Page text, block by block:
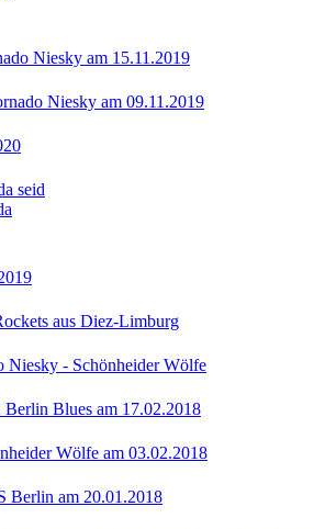
Niesky am 15.11.2019
Niesky am 09.11.2019
seid
aus Diez-Limburg
Niesky - Schönheider Wölfe
Blues am 17.02.2018
Wölfe am 03.02.2018
Berlin am 20.01.2018